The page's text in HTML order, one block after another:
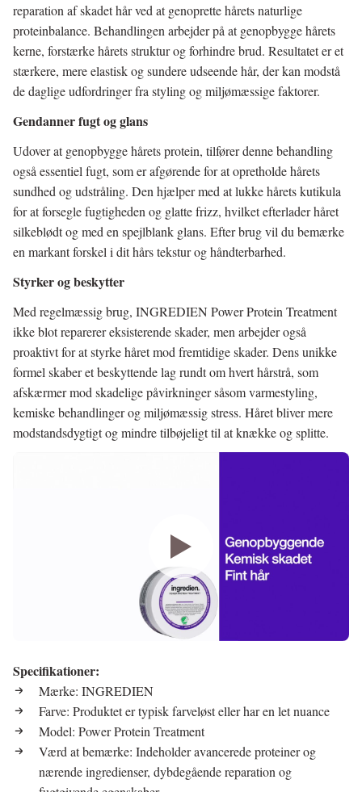
reparation af skadet hår ved at genoprette hårets naturlige
proteinbalance. Behandlingen arbejder på at genopbygge hårets
kerne, forstærke hårets struktur og forhindre brud. Resultatet er et
stærkere, mere elastisk og sundere udseende hår, der kan modstå
de daglige udfordringer fra styling og miljømæssige faktorer.
Gendanner fugt og glans
Udover at genopbygge hårets protein, tilfører denne behandling
også essentiel fugt, som er afgørende for at opretholde hårets
sundhed og udstråling. Den hjælper med at lukke hårets kutikula
for at forsegle fugtigheden og glatte frizz, hvilket efterlader håret
silkeblødt og med en spejlblank glans. Efter brug vil du bemærke
en markant forskel i dit hårs tekstur og håndterbarhed.
Styrker og beskytter
Med regelmæssig brug, INGREDIEN Power Protein Treatment
ikke blot reparerer eksisterende skader, men arbejder også
proaktivt for at styrke håret mod fremtidige skader. Dens unikke
formel skaber et beskyttende lag rundt om hvert hårstrå, som
afskærmer mod skadelige påvirkninger såsom varmestyling,
kemiske behandlinger og miljømæssig stress. Håret bliver mere
modstandsdygtigt og mindre tilbøjeligt til at knække og splitte.
Specifikationer:
Mærke: INGREDIEN
Farve: Produktet er typisk farveløst eller har en let nuance
Model: Power Protein Treatment
Værd at bemærke: Indeholder avancerede proteiner og
nærende ingredienser, dybdegående reparation og